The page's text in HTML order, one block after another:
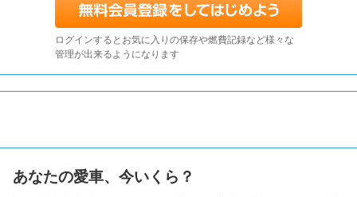
ログインするとお気に入りの保存や燃費記録など様々な
管理が出来るようになります
あなたの愛車、今いくら？